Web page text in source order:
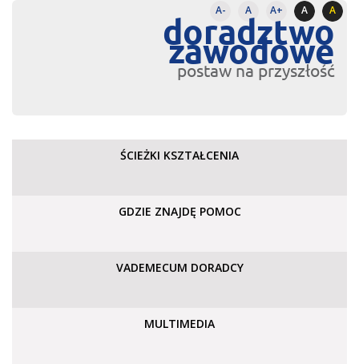
A- A A+ A A
doradztwo
zawodowe
postaw na przyszłość
ŚCIEŻKI KSZTAŁCENIA
GDZIE ZNAJDĘ POMOC
VADEMECUM DORADCY
MULTIMEDIA